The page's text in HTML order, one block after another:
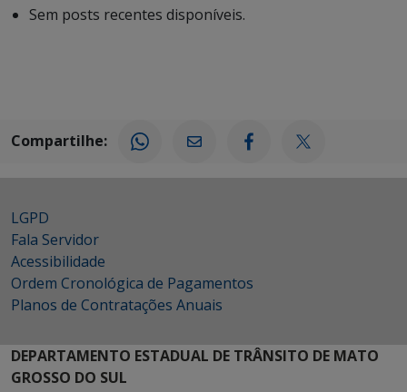
Sem posts recentes disponíveis.
Compartilhe:
LGPD
Fala Servidor
Acessibilidade
Ordem Cronológica de Pagamentos
Planos de Contratações Anuais
DEPARTAMENTO ESTADUAL DE TRÂNSITO DE MATO
GROSSO DO SUL